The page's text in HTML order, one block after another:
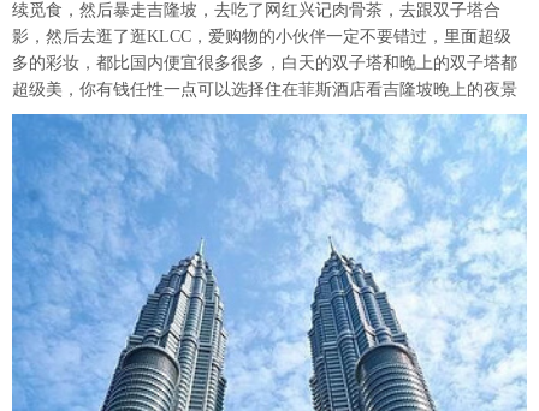
续觅食，然后暴走吉隆坡，去吃了网红兴记肉骨茶，去跟双子塔合
影，然后去逛了逛KLCC，爱购物的小伙伴一定不要错过，里面超级
多的彩妆，都比国内便宜很多很多，白天的双子塔和晚上的双子塔都
超级美，你有钱任性一点可以选择住在菲斯酒店看吉隆坡晚上的夜景